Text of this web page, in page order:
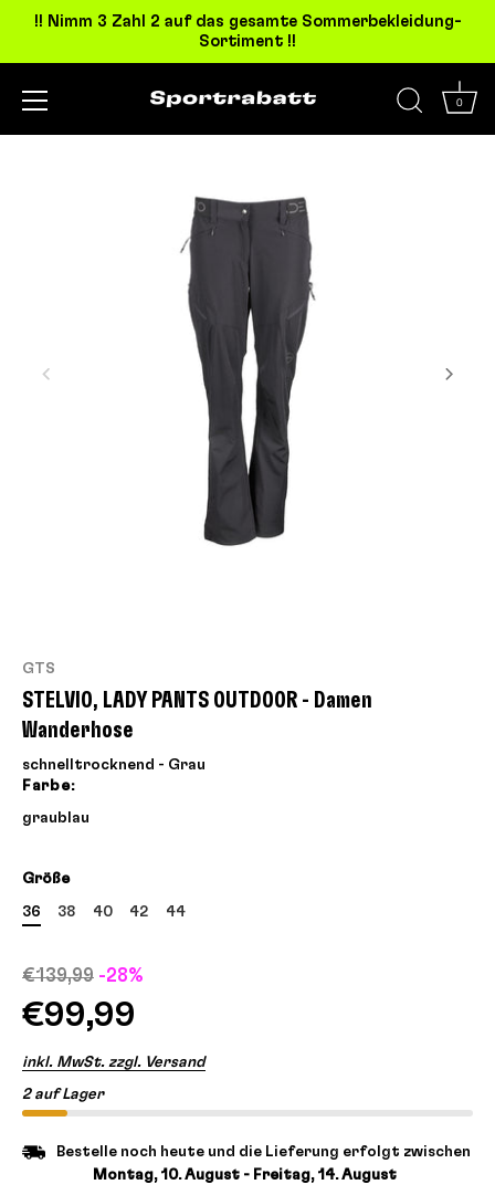
!! Nimm 3 Zahl 2 auf das gesamte Sommerbekleidung-
Sortiment !!
0
GTS
STELVIO, LADY PANTS OUTDOOR - Damen
Wanderhose
schnelltrocknend - Grau
Farbe:
grau blau
Größe
36 38 40 42 44
€139,99 -28%
€99,99
inkl. MwSt. zzgl. Versand
2 auf Lager
Bestelle noch heute und die Lieferung erfolgt zwischen
Montag, 10. August - Freitag, 14. August